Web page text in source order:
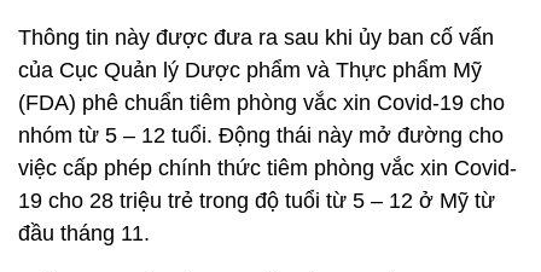
Thông tin này được đưa ra sau khi ủy ban cố vấn
của Cục Quản lý Dược phẩm và Thực phẩm Mỹ
(FDA) phê chuẩn tiêm phòng vắc xin Covid-19 cho
nhóm từ 5 – 12 tuổi. Động thái này mở đường cho
việc cấp phép chính thức tiêm phòng vắc xin Covid-
19 cho 28 triệu trẻ trong độ tuổi từ 5 – 12 ở Mỹ từ
đầu tháng 11.